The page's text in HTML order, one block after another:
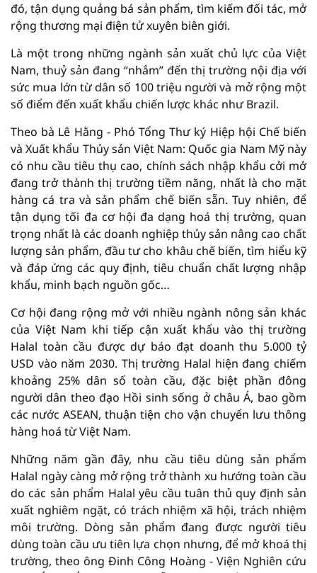
đó, tận dụng quảng bá sản phẩm, tìm kiếm đối tác, mở
rộng thương mại điện tử xuyên biên giới.
Là một trong những ngành sản xuất chủ lực của Việt
Nam, thuỷ sản đang “nhắm” đến thị trường nội địa với
sức mua lớn từ dân số 100 triệu người và mở rộng một
số điểm đến xuất khẩu chiến lược khác như Brazil.
Theo bà Lê Hằng - Phó Tổng Thư ký Hiệp hội Chế biến
và Xuất khẩu Thủy sản Việt Nam: Quốc gia Nam Mỹ này
có nhu cầu tiêu thụ cao, chính sách nhập khẩu cởi mở
đang trở thành thị trường tiềm năng, nhất là cho mặt
hàng cá tra và sản phẩm chế biến sẵn. Tuy nhiên, để
tận dụng tối đa cơ hội đa dạng hoá thị trường, quan
trọng nhất là các doanh nghiệp thủy sản nâng cao chất
lượng sản phẩm, đầu tư cho khâu chế biến, tìm hiểu kỹ
và đáp ứng các quy định, tiêu chuẩn chất lượng nhập
khẩu, minh bạch nguồn gốc…
Cơ hội đang rộng mở với nhiều ngành nông sản khác
của Việt Nam khi tiếp cận xuất khẩu vào thị trường
Halal toàn cầu được dự báo đạt doanh thu 5.000 tỷ
USD vào năm 2030. Thị trường Halal hiện đang chiếm
khoảng 25% dân số toàn cầu, đặc biệt phần đông
người dân theo đạo Hồi sinh sống ở châu Á, bao gồm
các nước ASEAN, thuận tiện cho vận chuyển lưu thông
hàng hoá từ Việt Nam.
Những năm gần đây, nhu cầu tiêu dùng sản phẩm
Halal ngày càng mở rộng trở thành xu hướng toàn cầu
do các sản phẩm Halal yêu cầu tuân thủ quy định sản
xuất nghiêm ngặt, có trách nhiệm xã hội, trách nhiệm
môi trường. Dòng sản phẩm đang được người tiêu
dùng toàn cầu ưu tiên lựa chọn nhưng, để mở khoá thị
trường, theo ông Đinh Công Hoàng - Viện Nghiên cứu